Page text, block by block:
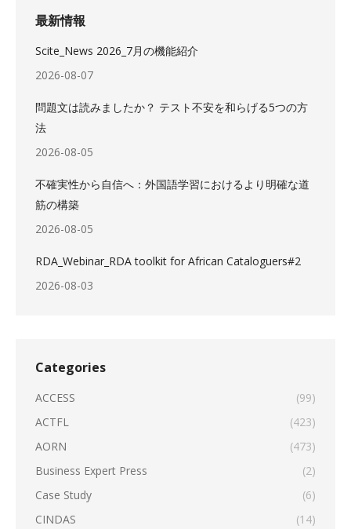
最新情報
Scite_News 2026_7月の機能紹介
2026-08-07
問題文は読みましたか？ テスト不安を和らげる5つの方
法
2026-08-05
不確実性から自信へ：外国語学習におけるより明確な道
筋の構築
2026-08-05
RDA_Webinar_RDA toolkit for African Cataloguers#2
2026-08-03
Categories
ACCESS
(99)
ACTFL
(423)
AORN
(473)
Business Expert Press
(2)
Case Study
(6)
CINDAS
(14)